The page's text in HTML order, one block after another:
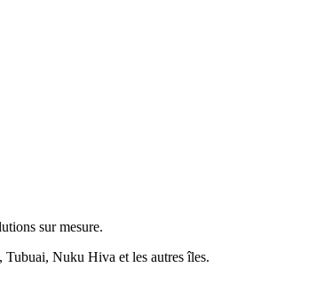
sur mesure.
Tubuai, Nuku Hiva et les autres îles.